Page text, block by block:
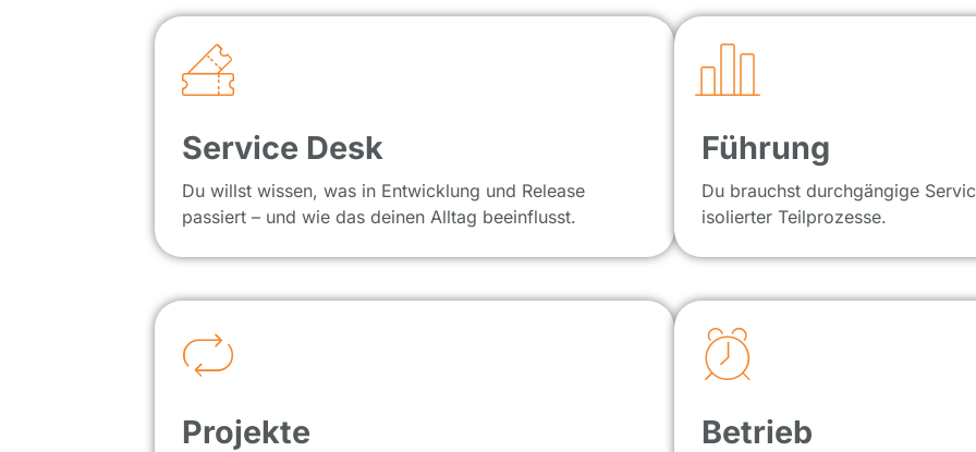
Service Desk
Du willst wissen, was in Entwicklung und Release
passiert – und wie das deinen Alltag beeinflusst.
Führung
Du brauchst durchgängige
isolierter Teilprozesse.
Projekte Betrieb